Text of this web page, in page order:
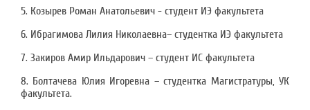
5. Козырев Роман Анатольевич - студент ИЭ факультета
6. Ибрагимова Лилия Николаевна– студентка ИЭ факультета
7. Закиров Амир Ильдарович – студент ИС факультета
8. Болтачева Юлия Игоревна – студентка Магистратуры, УК
факультета.